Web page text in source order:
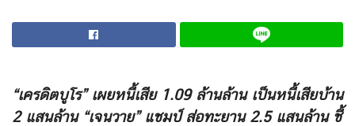
“เครดิตบูโร” เผยหนี้เสีย 1.09 ล้านล้าน เป็นหนี้เสียบ้าน
2 แสนล้าน “เจนวาย” แชมป์ ส่อทะยาน 2.5 แสนล้าน ชี้